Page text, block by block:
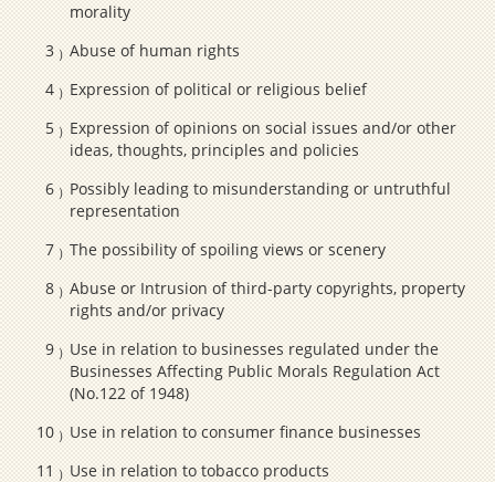
morality
Abuse of human rights
Expression of political or religious belief
Expression of opinions on social issues and/or other
ideas, thoughts, principles and policies
Possibly leading to misunderstanding or untruthful
representation
The possibility of spoiling views or scenery
Abuse or Intrusion of third-party copyrights, property
rights and/or privacy
Use in relation to businesses regulated under the
Businesses Affecting Public Morals Regulation Act
(No.122 of 1948)
Use in relation to consumer finance businesses
Use in relation to tobacco products